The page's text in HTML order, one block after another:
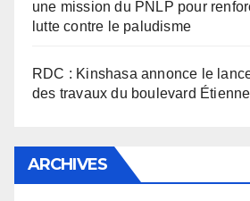
une mission du PNLP pour
lutte contre le paludisme
RDC : Kinshasa annonce le
des travaux du boulevard
ARCHIVES